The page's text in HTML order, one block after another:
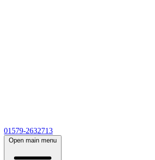
01579-2632713
Open main menu